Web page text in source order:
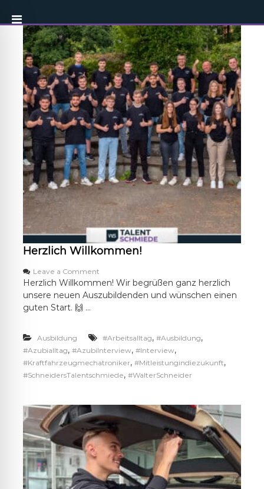
Herzlich Willkommen!
Leave a Commento
n
H
c
h
W
k
o
m
e
n
!
Herzlich Willkommen! Wir begrüßen ganz herzlich
unsere neuen Auszubildenden und wünschen einen
guten Start. 🙌 …
Ausbildung #Arbeitsalltag, #Ausbildung,
#Azubialltag, #AzubiInterview, #Interview,
#Kraftfahrzeugmechatroniker, #Mitleistungindiezukunft,
#SchneidersTalentschmiede, #WalterSchneider